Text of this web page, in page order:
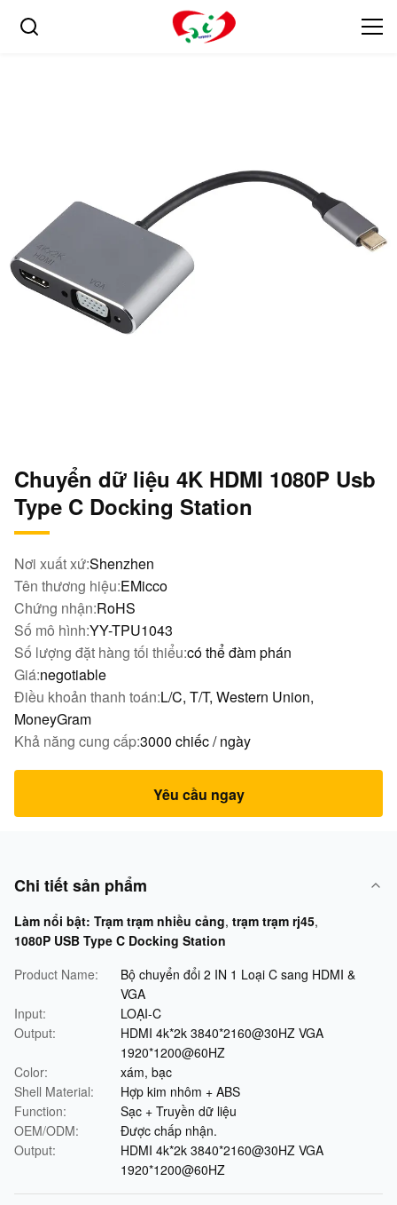
Chuyển dữ liệu 4K HDMI 1080P Usb
Type C Docking Station
Nơi xuất xứ:Shenzhen
Tên thương hiệu:EMicco
Chứng nhận:RoHS
Số mô hình:YY-TPU1043
Số lượng đặt hàng tối thiểu:có thể đàm phán
Giá:negotiable
Điều khoản thanh toán:L/C, T/T, Western Union,
MoneyGram
Khả năng cung cấp:3000 chiếc / ngày
Yêu cầu ngay
Chi tiết sản phẩm
Làm nổi bật: Trạm trạm nhiều cảng, trạm trạm rj45,
1080P USB Type C Docking Station
Product Name:
Bộ chuyển đổi 2 IN 1 Loại C sang HDMI &
VGA
Input:
LOẠI-C
Output:
HDMI 4k*2k 3840*2160@30HZ VGA
1920*1200@60HZ
Color:
xám, bạc
Shell Material:
Hợp kim nhôm + ABS
Function:
Sạc + Truyền dữ liệu
OEM/ODM:
Được chấp nhận.
Output:
HDMI 4k*2k 3840*2160@30HZ VGA
1920*1200@60HZ